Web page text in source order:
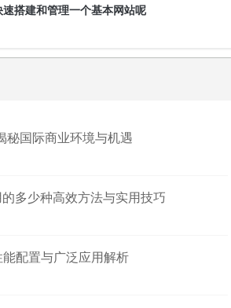
搭建和管理一个基本网站呢
秘国际商业环境与机遇
多少种高效方法与实用技巧
配置与广泛应用解析